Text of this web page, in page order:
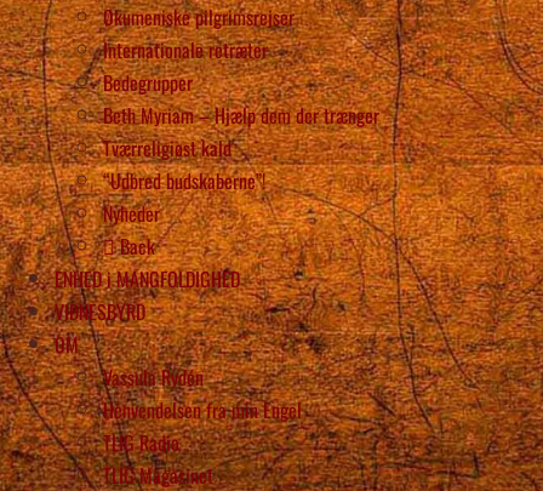
Økumeniske pilgrimsrejser
Internationale retræter
Bedegrupper
Beth Myriam – Hjælp dem der trænger
Tværreligiøst kald
“Udbred budskaberne”!
Nyheder
Back
ENHED i MANGFOLDIGHED
VIDNESBYRD
OM
Vassula Rydén
Henvendelsen fra min Engel
TLIG Radio
TLIG Magasinet